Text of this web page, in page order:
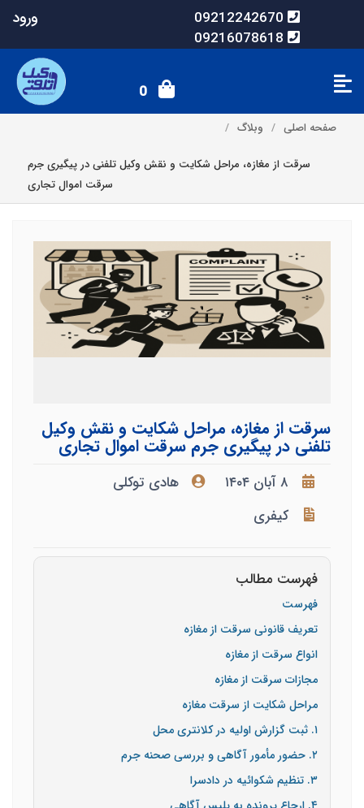
09212242670
09216078618
ورود
0
صفحه اصلی وبلاگ
سرقت از مغازه، مراحل شکایت و نقش وکیل تلفنی در پیگیری جرم
سرقت اموال تجاری
سرقت از مغازه، مراحل شکایت و نقش وکیل
تلفنی در پیگیری جرم سرقت اموال تجاری
۸ آبان ۱۴۰۴
هادی توکلی
کیفری
فهرست مطالب
فهرست
تعریف قانونی سرقت از مغازه
انواع سرقت از مغازه
مجازات سرقت از مغازه
مراحل شکایت از سرقت مغازه
۱. ثبت گزارش اولیه در کلانتری محل
۲. حضور مأمور آگاهی و بررسی صحنه جرم
۳. تنظیم شکوائیه در دادسرا